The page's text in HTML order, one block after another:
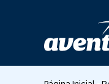
conteúdo